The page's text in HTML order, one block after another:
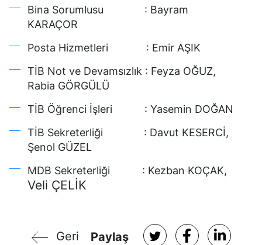
Bina Sorumlusu : Bayram
KARAÇOR
Posta Hizmetleri : Emir AŞIK
TİB Not ve Devamsızlık : Feyza OĞUZ,
Rabia GÖRGÜLÜ
TİB Öğrenci İşleri : Yasemin DOĞAN
TİB Sekreterliği : Davut KESERCİ,
Şenol GÜZEL
MDB Sekreterliği : Kezban KOÇAK,
Veli ÇELİK
Geri Paylaş